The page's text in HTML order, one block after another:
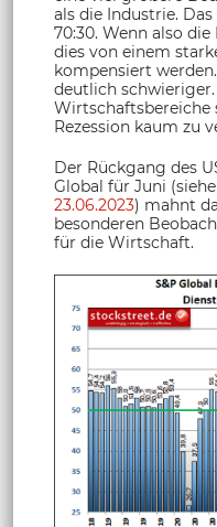
als die Industrie.
70:30. Wenn also
dies von einem
kompensiert
deutlich
Wirtschaftsbereiche
Rezession kaum zu
Der Rückgang des
Global für Juni
23.06.2023) mahnt
besonderen
für die Wirtschaft.